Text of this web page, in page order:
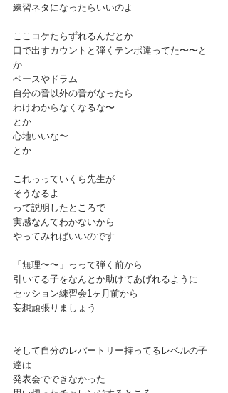
練習ネタになったらいいのよ
ここコケたらずれるんだとか
口で出すカウントと弾くテンポ違ってた〜〜と
か
ベースやドラム
自分の音以外の音がなったら
わけわからなくなるな〜
とか
心地いいな〜
とか
これっっていくら先生が
そうなるよ
って説明したところで
実感なんてわかないから
やってみればいいのです
「無理〜〜」っって弾く前から
引いてる子をなんとか助けてあげれるように
セッション練習会1ヶ月前から
妄想頑張りましょう
そして自分のレパートリー持ってるレベルの子
達は
発表会でできなかった